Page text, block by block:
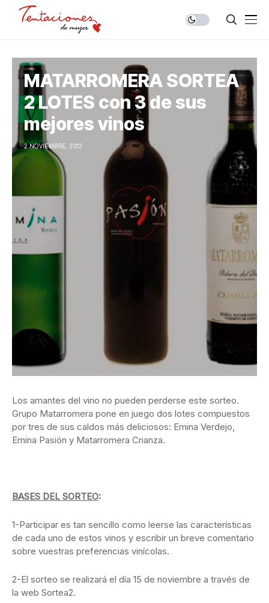
MATARROMERA SORTEA
2 LOTES con 3 de sus
mejores vinos
2 NOVIEMBRE, 2012
Los amantes del vino no pueden perderse este sorteo.
Grupo Matarromera pone en juego dos lotes compuestos
por tres de sus caldos más deliciosos: Emina Verdejo,
Emina Pasión y Matarromera Crianza.
BASES DEL SORTEO:
1-Participar es tan sencillo como leerse las características
de cada uno de estos vinos y escribir un breve comentario
sobre vuestras preferencias vinícolas.
2-El sorteo se realizará el día 15 de noviembre a través de
la web Sortea2.